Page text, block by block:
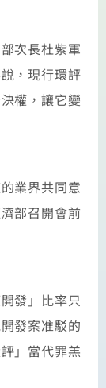
次長杜紫軍
，現行環評
權，讓它變
業界共同意
部召開會前
發」比率只
發案准駁的
」當代罪羔